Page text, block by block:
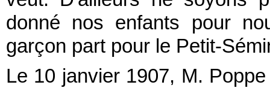
donné nos enfants pour
garçon part pour le Petit-
Le 10 janvier 1907, M.